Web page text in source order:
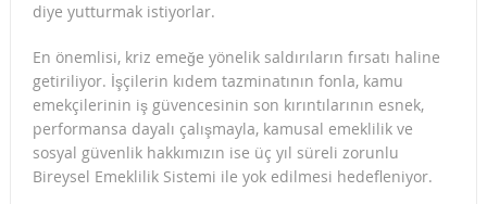
diye yutturmak istiyorlar.
En önemlisi, kriz emeğe yönelik saldırıların fırsatı haline
getiriliyor. İşçilerin kıdem tazminatının fonla, kamu
emekçilerinin iş güvencesinin son kırıntılarının esnek,
performansa dayalı çalışmayla, kamusal emeklilik ve
sosyal güvenlik hakkımızın ise üç yıl süreli zorunlu
Bireysel Emeklilik Sistemi ile yok edilmesi hedefleniyor.